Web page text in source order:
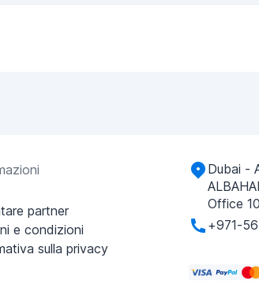
partner
e condizioni
sulla privacy
Dubai -
Office
+971-